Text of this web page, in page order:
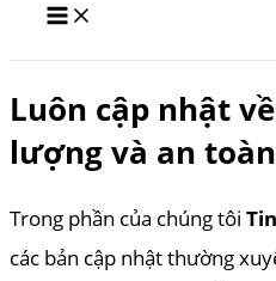
Luôn cập nhật
lượng và an
Trong phần của chúng tôi
các bản cập nhật thường